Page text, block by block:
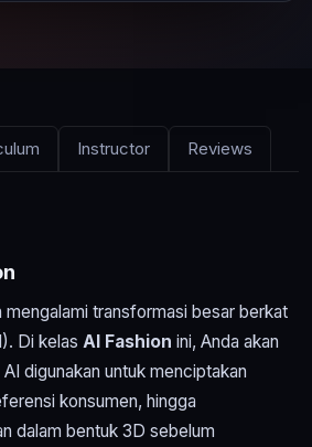
Instructor Reviews
mengalami transformasi besar berkat
Di kelas AI Fashion ini, Anda akan
digunakan untuk menciptakan
konsumen, hingga
dalam bentuk 3D sebelum